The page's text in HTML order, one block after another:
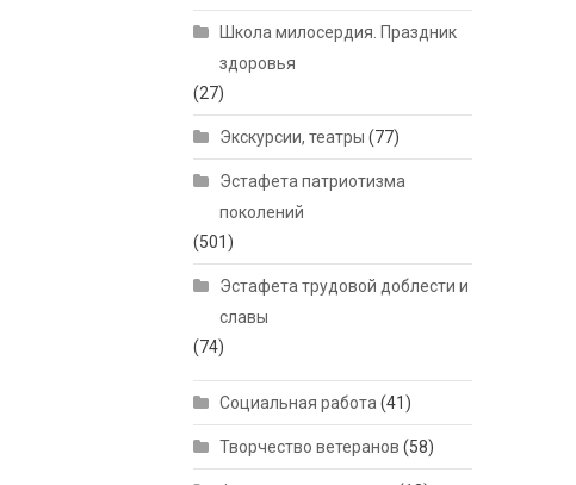
Школа милосердия. Праздник
здоровья
(27)
Экскурсии, театры (77)
Эстафета патриотизма
поколений
(501)
Эстафета трудовой доблести и
славы
(74)
Социальная работа (41)
Творчество ветеранов (58)